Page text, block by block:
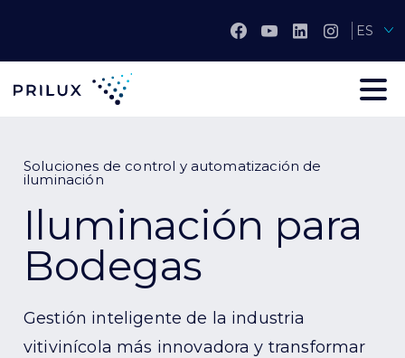
ES
Soluciones de control y automatización de
iluminación
Iluminación para
Bodegas
Gestión inteligente de la industria
vitivinícola más innovadora y transformar